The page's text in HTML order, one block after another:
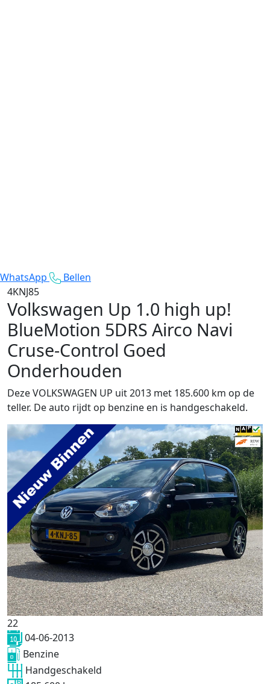
WhatsApp
Bellen
4KNJ85
Volkswagen Up 1.0 high up!
BlueMotion 5DRS Airco Navi
Cruse-Control Goed
Onderhouden
Deze VOLKSWAGEN UP uit 2013 met 185.600 km op de
teller. De auto rijdt op benzine en is handgeschakeld.
22
04-06-2013
Benzine
Handgeschakeld